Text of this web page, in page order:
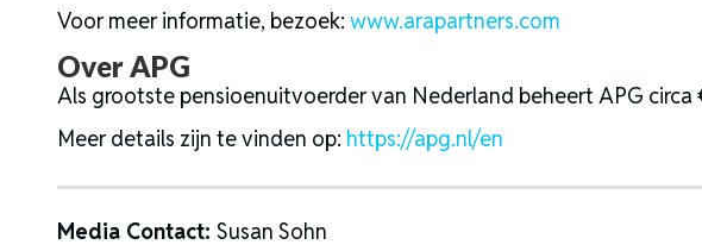
Voor meer informatie, bezoek: www.arapartners.com
Over APG
Als grootste pensioenuitvoerder van Nederland beheert APG
Meer details zijn te vinden op: https://apg.nl/en
Media Contact: Susan Sohn